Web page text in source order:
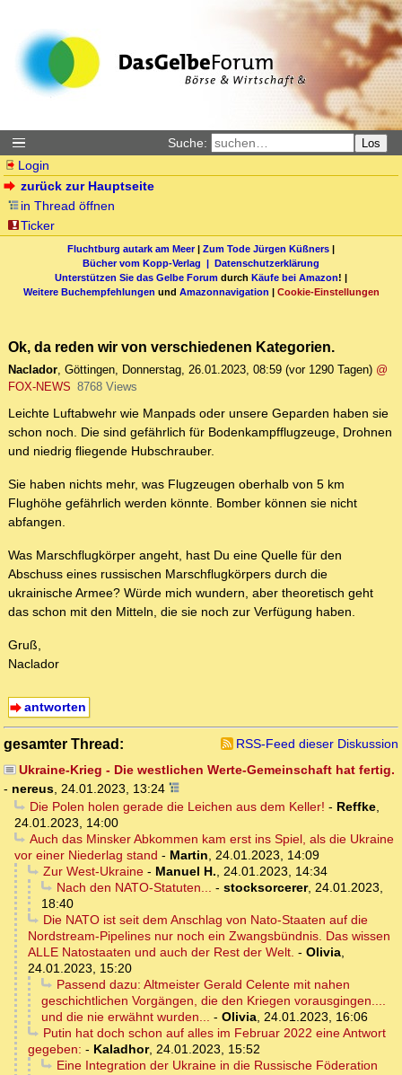
Suche: Los
Login
zurück zur Hauptseite
in Thread öffnen
Ticker
Fluchtburg autark am Meer| Zum Tode Jürgen Küßners |
Bücher vom Kopp-Verlag | Datenschutzerklärung
Unterstützen Sie das Gelbe Forum durch Käufe bei Amazon! |
Weitere Buchempfehlungen und Amazonnavigation | Cookie-Einstellungen
Ok, da reden wir von verschiedenen Kategorien.
Naclador, Göttingen, Donnerstag, 26.01.2023, 08:59 (vor 1290 Tagen) @
FOX-NEWS 8768 Views
Leichte Luftabwehr wie Manpads oder unsere Geparden haben sie
schon noch. Die sind gefährlich für Bodenkampfflugzeuge, Drohnen
und niedrig fliegende Hubschrauber.
Sie haben nichts mehr, was Flugzeugen oberhalb von 5 km
Flughöhe gefährlich werden könnte. Bomber können sie nicht
abfangen.
Was Marschflugkörper angeht, hast Du eine Quelle für den
Abschuss eines russischen Marschflugkörpers durch die
ukrainische Armee? Würde mich wundern, aber theoretisch geht
das schon mit den Mitteln, die sie noch zur Verfügung haben.
Gruß,
Naclador
antworten
gesamter Thread:
RSS-Feed dieser Diskussion
Ukraine-Krieg - Die westlichen Werte-Gemeinschaft hat fertig.
- nereus, 24.01.2023, 13:24
Die Polen holen gerade die Leichen aus dem Keller! - Reffke,
24.01.2023, 14:00
Auch das Minsker Abkommen kam erst ins Spiel, als die Ukraine
vor einer Niederlag stand - Martin, 24.01.2023, 14:09
Zur West-Ukraine- Manuel H., 24.01.2023, 14:34
Nach den NATO-Statuten... - stocksorcerer, 24.01.2023,
18:40
Die NATO ist seit dem Anschlag von Nato-Staaten auf die
Nordstream-Pipelines nur noch ein Zwangsbündnis. Das wissen
ALLE Natostaaten und auch der Rest der Welt. - Olivia,
24.01.2023, 15:20
Passend dazu: Altmeister Gerald Celente mit nahen
geschichtlichen Vorgängen, die den Kriegen vorausgingen....
und die nie erwähnt wurden... - Olivia, 24.01.2023, 16:06
Putin hat doch schon auf alles im Februar 2022 eine Antwort
gegeben: - Kaladhor, 24.01.2023, 15:52
Eine Integration der Ukraine in die Russische Föderation